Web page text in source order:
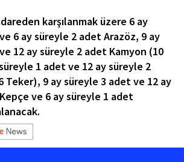
karşılanmak üzere 6 ay
6 ay süreyle 2 adet Arazöz, 9 ay
12 ay süreyle 2 adet Kamyon (10
1 adet ve 12 ay süreyle 2
Teker), 9 ay süreyle 3 adet ve 12 ay
ve 6 ay süreyle 1 adet